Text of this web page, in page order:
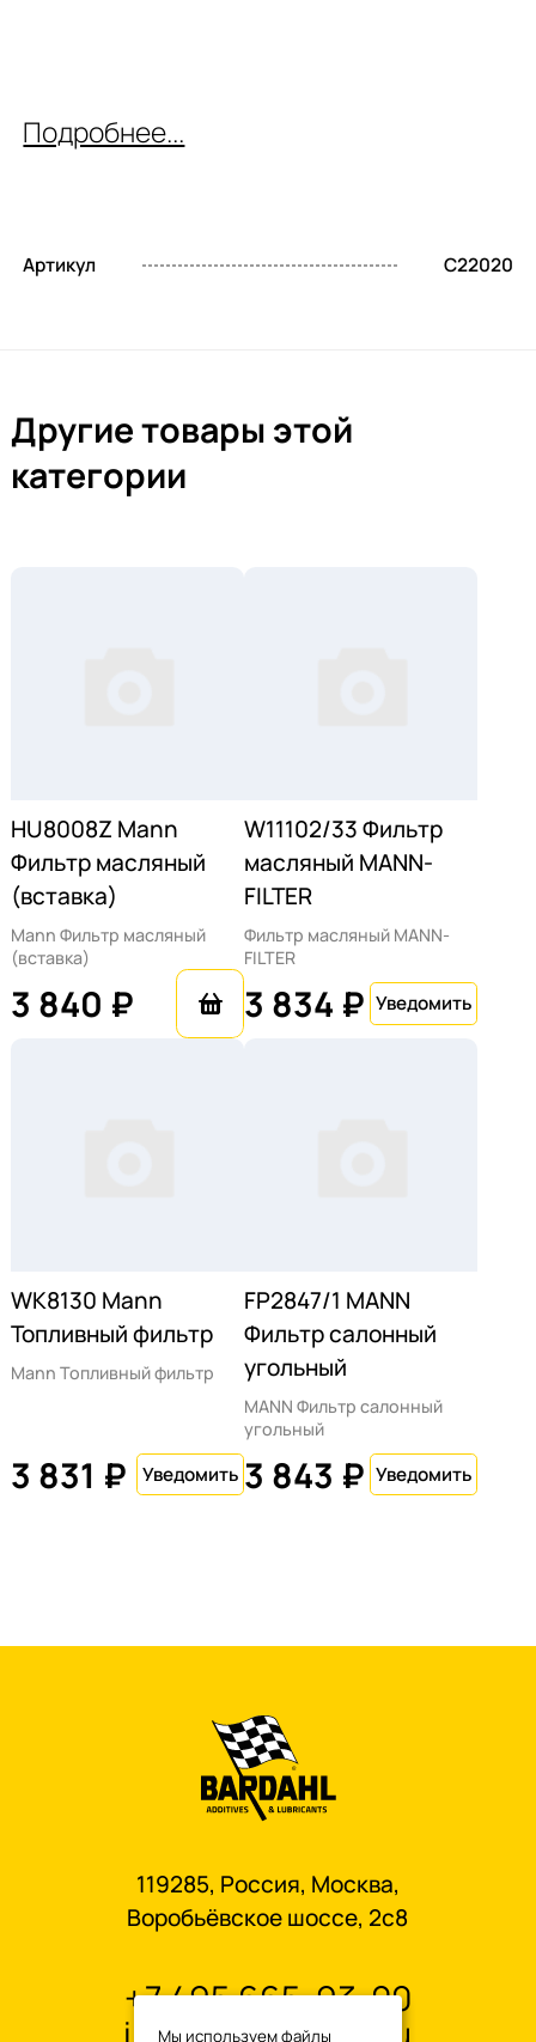
Подробнее...
Артикул C22020
Другие товары этой
категории
HU8008Z Mann
Фильтр масляный
(вставка)
Mann Фильтр масляный
(вставка)
3 840 ₽
W11102/33 Фильтр
масляный MANN-
FILTER
Фильтр масляный MANN-
FILTER
3 834 ₽
WK8130 Mann
Топливный фильтр
Mann Топливный фильтр
3 831 ₽
FP2847/1 MANN
Фильтр салонный
угольный
MANN Фильтр салонный
угольный
3 843 ₽
119285, Россия, Москва,
Воробьёвское шоссе, 2с8
+7 495 665-93-00
Мы используем файлы